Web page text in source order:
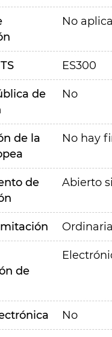
No aplica
ES300
de
No
de la
No hay
de
Abierto
Ordinaria
de
No